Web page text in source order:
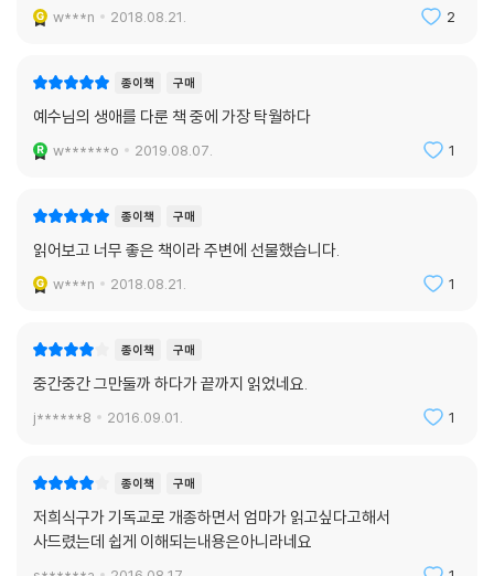
으로 폐인이 되었는데 둘째 아들마저 또 간질 발작을 하는 것을 본 그 아이
느님, 어째서 저를 버리십니까?”라고 외치던 애국자를 회상해 보는 때가
있다. 그 어머니는 두 아들의 생명이 자신의 생명을 합친 것보다 몇 배로 귀
했던 것이다. 애국자의 심정에서 본다면 민족의 비운은 개인의 생명과는
십자가에서 모든 상황을 보고 겪은 예수는 「시편」 22편의 노래를 부르지
않을 수 없었을 것이다. 그것은 모든 인간들, 특히 자신을 박해하고 있는 사
람들과 이스라엘 장래를 위한 애절한 기도였다. 예수는 그런 충정을 안고
누가는 복음서에서, 예수의 이러한 뜻을 예수의 기도로 재현시키고 있다.
예수는 십자가에 달리고 얼마 후에, “아버지, 저 사람들을 용서하여 주옵
소서. 저들은 자기들이 무슨 일을 하는지 알지 못하고 있습니다.”라는 기도
그것은 예수 자신이나 고소인들에 대한 적개심에서 나온 기도는 아니다.
하느님의 뜻을 어기며 민족의 비운을 자초하고 있는 저들이 용서함을 받기
위해 예수 자신이 왔는데, 역사적인 속죄가 이루어지지 않는다면 하느님의
나라가 어떻게 되겠는가 했을 때 호소할 수밖에 없는 기도였던 것이다. 사
w***n 2018.08.21. 2
종이책 구매
예수님의 생애를 다룬 책 중에 가장 탁월하다
w******o 2019.08.07. 1
종이책 구매
읽어보고 너무 좋은 책이라 주변에 선물했습니다.
w***n 2018.08.21. 1
종이책 구매
중간중간 그만둘까 하다가 끝까지 읽었네요.
j******8 2016.09.01. 1
종이책 구매
저희식구가 기독교로 개종하면서 엄마가 읽고싶다고해서
사드렸는데 쉽게 이해되는내용은아니라네요